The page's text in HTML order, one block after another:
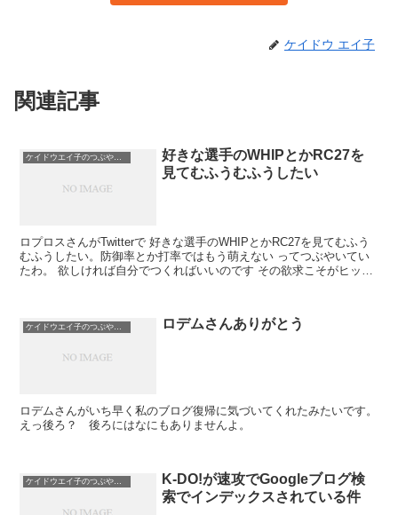
ケイドウ エイ子
関連記事
ケイドウエイ子のつぶやき日記
好きな選手のWHIPとかRC27を
見てむふうむふうしたい
ロプロスさんがTwitterで 好きな選手のWHIPとかRC27を見てむふう
むふうしたい。防御率とか打率ではもう萌えない ってつぶやいてい
たわ。 欲しければ自分でつくればいいのです その欲求こそがヒット
ケイドウエイ子のつぶやき日記 ロデムさんありがとう
ロデムさんがいち早く私のブログ復帰に気づいてくれたみたいです。
えっ後ろ？ 後ろにはなにもありませんよ。
ケイドウエイ子のつぶやき日記
K-DO!が速攻でGoogleブログ検
索でインデックスされている件